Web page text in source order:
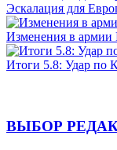
Эскалация для
Изменения в армии
Итоги 5.8: Удар по
ВЫБОР